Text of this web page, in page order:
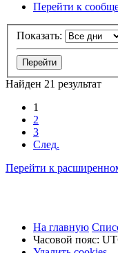
Перейти к
Показать:
Найден 21 результат
1
2
3
След.
Перейти к
На главную
Часовой пояс: